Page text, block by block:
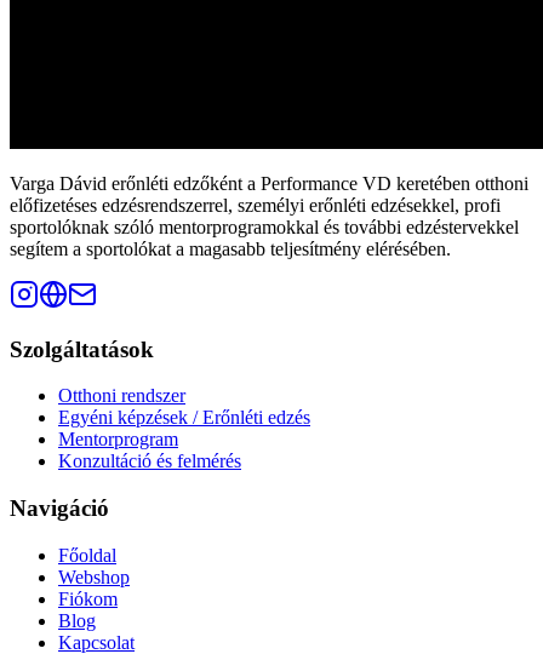
Varga Dávid erőnléti edzőként a Performance VD keretében otthoni
előfizetéses edzésrendszerrel, személyi erőnléti edzésekkel, profi
sportolóknak szóló mentorprogramokkal és további edzéstervekkel
segítem a sportolókat a magasabb teljesítmény elérésében.
Szolgáltatások
Otthoni rendszer
Egyéni képzések / Erőnléti edzés
Mentorprogram
Konzultáció és felmérés
Navigáció
Főoldal
Webshop
Fiókom
Blog
Kapcsolat